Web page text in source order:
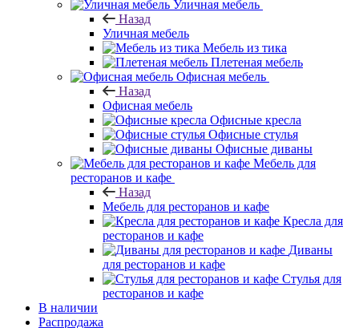
Уличная мебель
Назад
Уличная мебель
Мебель из тика
Плетеная мебель
Офисная мебель
Назад
Офисная мебель
Офисные кресла
Офисные стулья
Офисные диваны
Мебель для
ресторанов и кафе
Назад
Мебель для ресторанов и кафе
Кресла для
ресторанов и кафе
Диваны
для ресторанов и кафе
Стулья для
ресторанов и кафе
В наличии
Распродажа